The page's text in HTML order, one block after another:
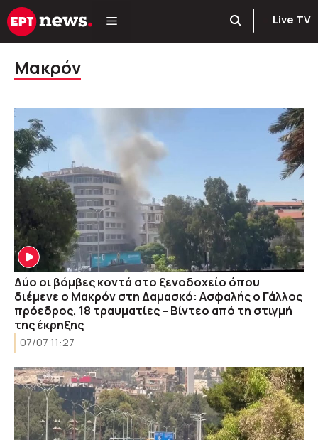
Μετάβαση
σε
Live TV
Μακρόν
Δύο οι βόμβες κοντά στο ξενοδοχείο όπου
διέμενε ο Μακρόν στη Δαμασκό: Ασφαλής ο Γάλλος
πρόεδρος, 18 τραυματίες – Βίντεο από τη στιγμή
της έκρηξης
07/07 11:27